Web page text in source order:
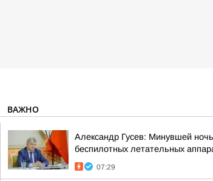
ВАЖНО
Александр Гусев: Минувшей
беспилотных летательных
07:29